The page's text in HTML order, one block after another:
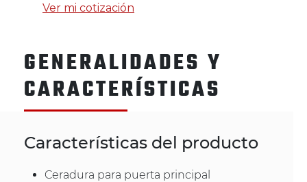
Ver mi cotización
GENERALIDADES Y
CARACTERÍSTICAS
Características del producto
Ceradura para puerta principal